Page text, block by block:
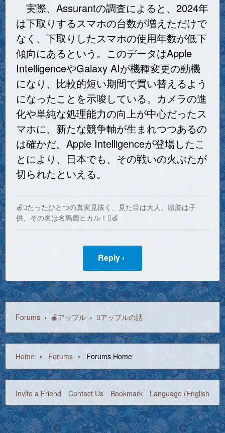
実際、Assurantの調査によると、2024年
は下取りするスマホの台数が増えただけで
なく、下取りしたスマホの使用年数が低下
傾向にあるという。このデータはApple
IntelligenceやGalaxy AIが機種変更の動機
になり、比較的短い期間で買い替えるよう
になったことを示唆している。カメラの進
化や単純な処理能力の向上が中心だったス
マホに、新たな競争軸が生まれつつあるの
は確かだ。Apple Intelligenceが登場したこ
とにより、日本でも、その戦いの火ぶたが
切られたといえる。
🍎たったひとつの真実見抜く、見た目は大人、頭脳は子
供、その名は名馬鹿ヒカル！🍏
Reply ›
Forums › 🍎アップル › アップルの話
Home › Forums › Forums Home
Invite a Friend Contact Us Bookmark Language (English)